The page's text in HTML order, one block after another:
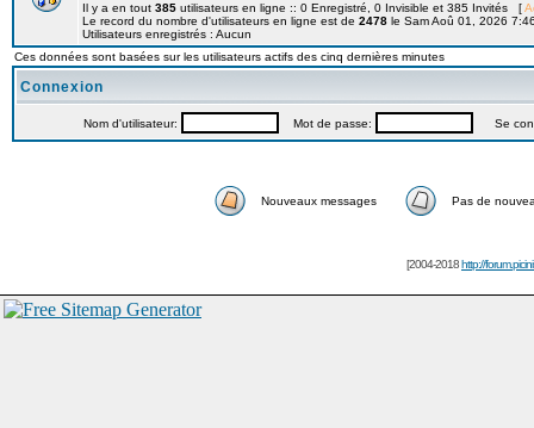
Il y a en tout 385 utilisateurs en ligne :: 0 Enregistré, 0 Invisible et 385 Invités [
Le record du nombre d'utilisateurs en ligne est de 2478 le Sam Aoû 01, 2026
Utilisateurs enregistrés : Aucun
Ces données sont basées sur les utilisateurs actifs des cinq dernières minutes
Connexion
Nom d'utilisateur: Mot de passe: Se
Nouveaux messages Pas de
[2004-2018http://